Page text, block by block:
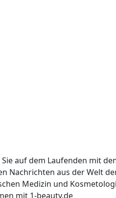
Sie auf dem Laufenden mit
Nachrichten aus der Welt
Medizin und
mit 1-beauty.de